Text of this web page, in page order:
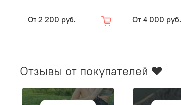
От 2 200 руб. От 4 000 руб.
Отзывы от покупателей ❤️